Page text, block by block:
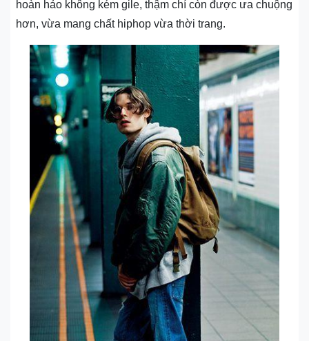
hoàn hảo không kém gile, thậm chí còn được ưa chuộng
hơn, vừa mang chất hiphop vừa thời trang.